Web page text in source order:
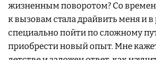
жизненным поворотом? Со
к вызовам стала драйвить меня и в
специально пойти по сложному
приобрести новый опыт. Мне